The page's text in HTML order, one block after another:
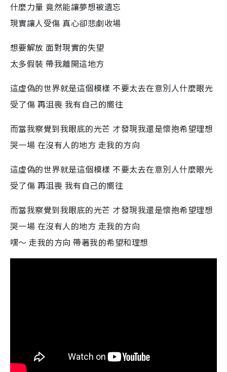
什麼力量 竟然能讓夢想被遺忘
現實讓人受傷 真心卻悲劇收場
想要解放 面對現實的失望
太多假裝 帶我離開這地方
這虛偽的世界就是這個模樣 不要太去在意別人什麼眼光
受了傷 再沮喪 我有自己的嚮往
而當我察覺到我眼底的光芒 才發現我還是懷抱希望理想
哭一場 在沒有人的地方 走我的方向
這虛偽的世界就是這個模樣 不要太去在意別人什麼眼光
受了傷 再沮喪 我有自己的嚮往
而當我察覺到我眼底的光芒 才發現我還是懷抱希望理想
哭一場 在沒有人的地方 走我的方向
嘿～ 走我的方向 帶著我的希望和理想